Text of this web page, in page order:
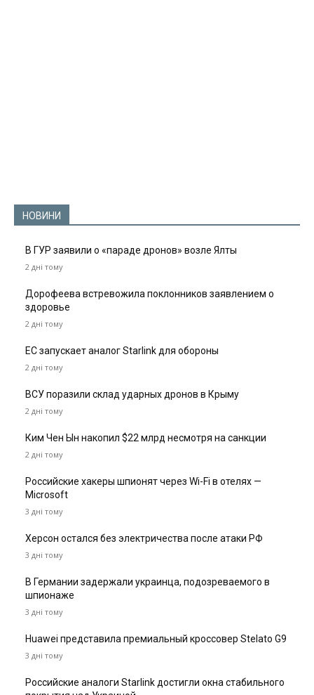
НОВИНИ
В ГУР заявили о «параде дронов» возле Ялты
2 дні тому
Дорофеева встревожила поклонников заявлением о
здоровье
2 дні тому
ЕС запускает аналог Starlink для обороны
2 дні тому
ВСУ поразили склад ударных дронов в Крыму
2 дні тому
Ким Чен Ын накопил $22 млрд несмотря на санкции
2 дні тому
Российские хакеры шпионят через Wi-Fi в отелях —
Microsoft
3 дні тому
Херсон остался без электричества после атаки РФ
3 дні тому
В Германии задержали украинца, подозреваемого в
шпионаже
3 дні тому
Huawei представила премиальный кроссовер Stelato G9
3 дні тому
Российские аналоги Starlink достигли окна стабильного